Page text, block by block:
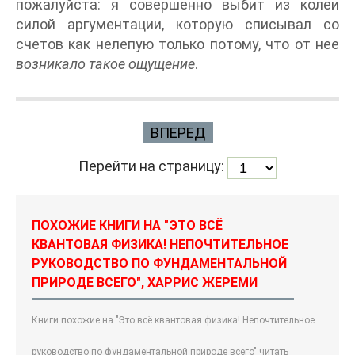
пожалуйста: я совершенно выбит из колеи
силой аргументации, которую списывал со
счетов как нелепую только потому, что от нее
возникало такое ощущение.
ВПЕРЕД
Перейти на страницу:
ПОХОЖИЕ КНИГИ НА "ЭТО ВСЁ
КВАНТОВАЯ ФИЗИКА! НЕПОЧТИТЕЛЬНОЕ
РУКОВОДСТВО ПО ФУНДАМЕНТАЛЬНОЙ
ПРИРОДЕ ВСЕГО", ХАРРИС ЖЕРЕМИ
Книги похожие на "Это всё квантовая физика! Непочтительное
руководство по фундаментальной природе всего" читать